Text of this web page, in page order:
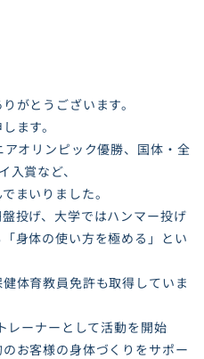
がとうございます。
ます。
オリンピック優勝、国体・全
入賞など、
まいりました。
投げ、大学ではハンマー投げ
身体の使い方を極める」とい
体育教員免許も取得していま
レーナーとして活動を開始
お客様の身体づくりをサポー